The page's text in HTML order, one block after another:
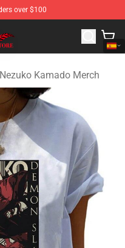
over $100
Kimetsu no Yaiba
Nezuko Kamado Merch